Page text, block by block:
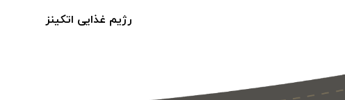
رژیم غذایی اتکینز